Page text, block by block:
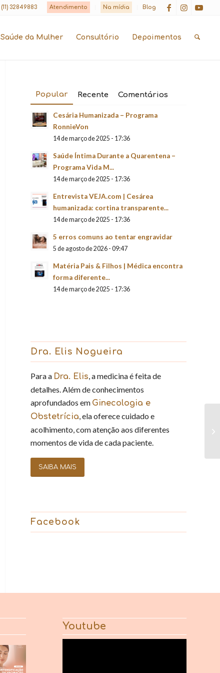
Atendimento Na mídia Blog
(11) 32849883
Saúde da Mulher Consultório Depoimentos
Popular Recente Comentários
Cesária Humanizada – Programa
RonnieVon
14 de março de 2025 - 17:36
Saúde Íntima Durante a Quarentena –
Programa Vida M...
14 de março de 2025 - 17:36
Entrevista VEJA.com | Cesárea
humanizada: cortina transparente...
14 de março de 2025 - 17:36
5 erros comuns ao tentar engravidar
5 de agosto de 2026 - 09:47
Matéria Pais & Filhos | Médica encontra
forma diferente...
14 de março de 2025 - 17:36
Dra. Elis Nogueira
Para a Dra. Elis, a medicina é feita de
detalhes. Além de conhecimentos
aprofundados em Ginecologia e
Obstetrícia, ela oferece cuidado e
acolhimento, com atenção aos diferentes
momentos de vida de cada paciente.
SAIBA MAIS
Facebook
Youtube